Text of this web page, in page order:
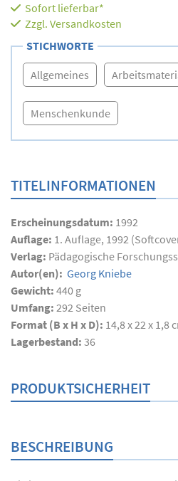
Sofort lieferbar*
Zzgl. Versandkosten
STICHWORTE
Allgemeines
Menschenkunde
TITELINFORMATIONEN
Erscheinungsdatum: 1992
Auflage: 1. Auflage, 1992
Verlag: Pädagogische
Autor(en): Georg Kniebe
Gewicht: 440 g
Umfang: 292 Seiten
Format (B x H x D): 14,8 x 22 x 1,8
Lagerbestand: 36
PRODUKTSICHERHEIT
BESCHREIBUNG